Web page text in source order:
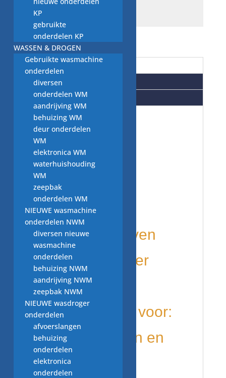
Beschrijving
Aanvullende informatie
Beoordelingen (0)
vaatwasser
onderdelen:
tweedehands
AEG
slang naar boven
deel vaatwasser
1118310
wordt gebruikt voor:
diverse merken en
modellen o.a
KP
gebruikte
onderdelen KP
WASSEN & DROGEN
Gebruikte wasmachine
onderdelen
diversen
onderdelen WM
aandrijving WM
behuizing WM
deur onderdelen
WM
elektronica WM
waterhuishouding
WM
zeepbak
onderdelen WM
NIEUWE wasmachine
onderdelen NWM
diversen nieuwe
wasmachine
onderdelen
behuizing NWM
aandrijving NWM
zeepbak NWM
NIEUWE wasdroger
onderdelen
afvoerslangen
behuizing
onderdelen
elektronica
onderdelen